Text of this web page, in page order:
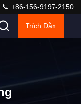
+86-156-9197-2150
Trích Dẫn